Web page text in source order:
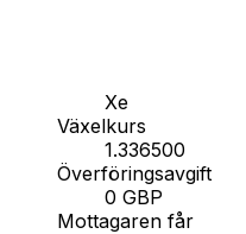
Xe
Växelkurs
1.336500
Överföringsavgift
0 GBP
Mottagaren får